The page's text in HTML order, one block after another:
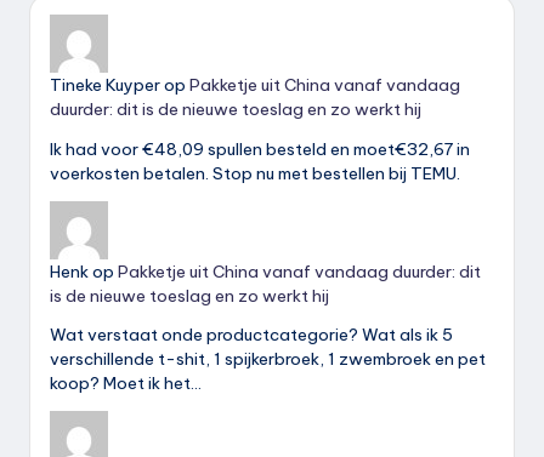
Tineke Kuyperop Pakketje uit China vanaf vandaag
duurder: dit is de nieuwe toeslag en zo werkt hij
Ik had voor €48,09 spullen besteld en moet€32,67 in
voerkosten betalen. Stop nu met bestellen bij TEMU.
Henkop Pakketje uit China vanaf vandaag duurder: dit
is de nieuwe toeslag en zo werkt hij
Wat verstaat onde productcategorie? Wat als ik 5
verschillende t-shit, 1 spijkerbroek, 1 zwembroek en pet
koop? Moet ik het…